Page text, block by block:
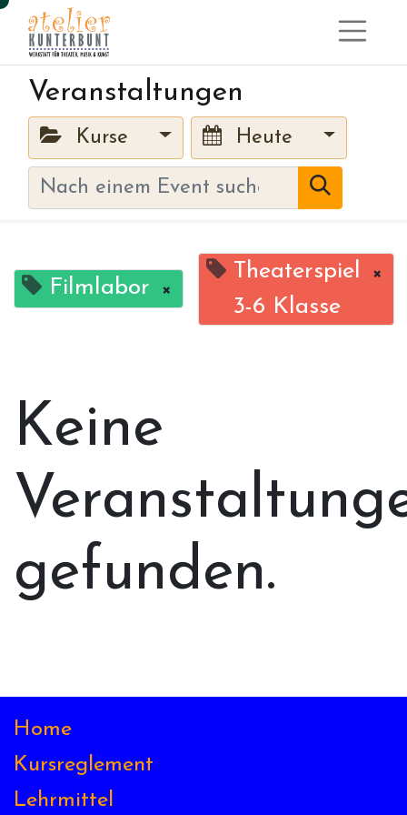
Veranstaltungen
Kurse Heute
Filmlabor ×
Theaterspiel
3-6 Klasse
×
Keine
gefunden.
Home
Kursreglement
Lehrmittel